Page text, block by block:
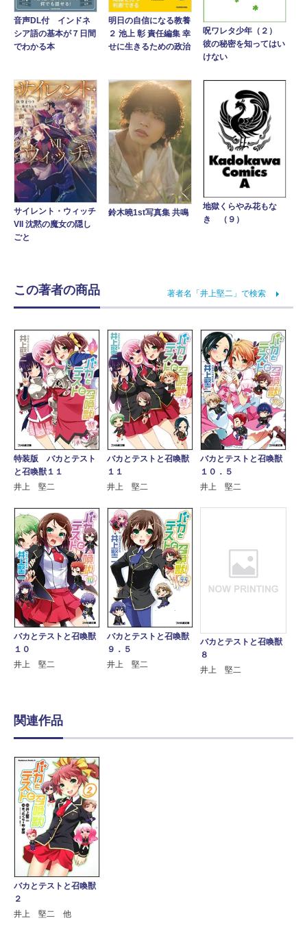
音声DL付 インドネ
シア語の基本が７日間
でわかる本
明日の自信になる教養
２ 池上 彰 責任編集 幸
せに生きるための政治
呪ワレタ少年（２）
彼の秘密を知ってはい
けない
サイレント・ウィッチ
VII 沈黙の魔女の隠し
ごと
鈴木曉1st写真集 共鳴
地獄くらやみ花もな
き （９）
この著者の商品 著者名「井上堅二」で検索
特装版 バカとテスト
と召喚獣１１
井上 堅二
バカとテストと召喚獣
１１
井上 堅二
バカとテストと召喚獣
１０．５
井上 堅二
バカとテストと召喚獣
１０
井上 堅二
バカとテストと召喚獣
９．５
井上 堅二
バカとテストと召喚獣
８
井上 堅二
関連作品
バカとテストと召喚獣
２
井上 堅二 他